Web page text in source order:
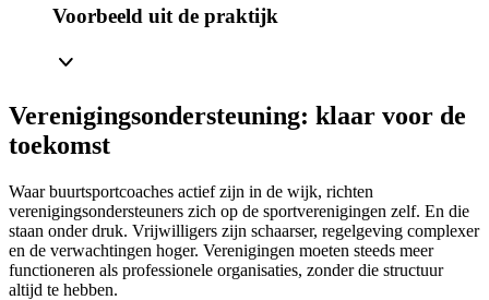
Voorbeeld uit de praktijk
Verenigingsondersteuning: klaar voor de
toekomst
Waar buurtsportcoaches actief zijn in de wijk, richten
verenigingsondersteuners zich op de sportverenigingen zelf. En die
staan onder druk. Vrijwilligers zijn schaarser, regelgeving complexer
en de verwachtingen hoger. Verenigingen moeten steeds meer
functioneren als professionele organisaties, zonder die structuur
altijd te hebben.